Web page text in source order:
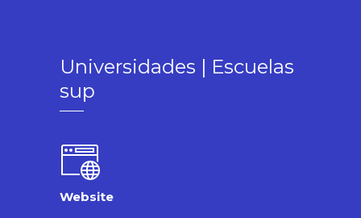
Universidades | Escuelas
sup
Website